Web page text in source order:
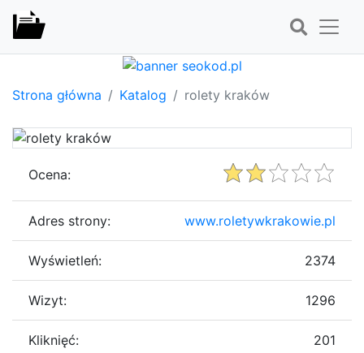
Strona główna Katalog rolety kraków
Ocena:
Adres strony: www.roletywkrakowie.pl
Wyświetleń: 2374
Wizyt: 1296
Kliknięć: 201